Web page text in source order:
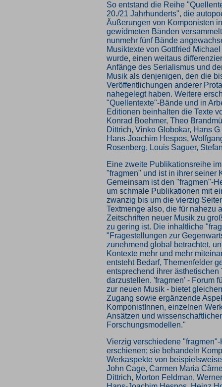
So entstand die Reihe
20./21 Jahrhunderts", die
Äußerungen von Komponisten
gewidmeten Bänden
nunmehr fünf Bände
Musiktexte von Gottfried
wurde, einen weitaus
Anfänge des Serialismus und
Musik als denjenigen, den die
Veröffentlichungen anderer
nahegelegt haben. Weitere
"Quellentexte"-Bände und in
Editionen beinhalten die Texte
Konrad Boehmer, Theo
Dittrich, Vinko Globokar, Hans
Hans-Joachim Hespos,
Rosenberg, Louis Saguer,
Eine zweite Publikationsreihe
"fragmen" und ist in ihrer seiner
Gemeinsam ist den "fragmen"-
um schmale Publikationen mit
zwanzig bis um die vierzig
Textmenge also, die für nahezu
Zeitschriften neuer Musik zu
zu gering ist. Die inhaltliche
"Fragestellungen zur
zunehmend global betrachtet,
Kontexte mehr und mehr
entsteht Bedarf, Themenfelder
entsprechend ihrer ästhetischen
darzustellen. 'fragmen' - Forum
zur neuen Musik - bietet
Zugang sowie ergänzende
KomponistInnen, einzelnen
Ansätzen und
Forschungsmodellen."
Vierzig verschiedene
erschienen; sie behandeln
Werkaspekte von
John Cage, Carmen Maria
Dittrich, Morton Feldman,